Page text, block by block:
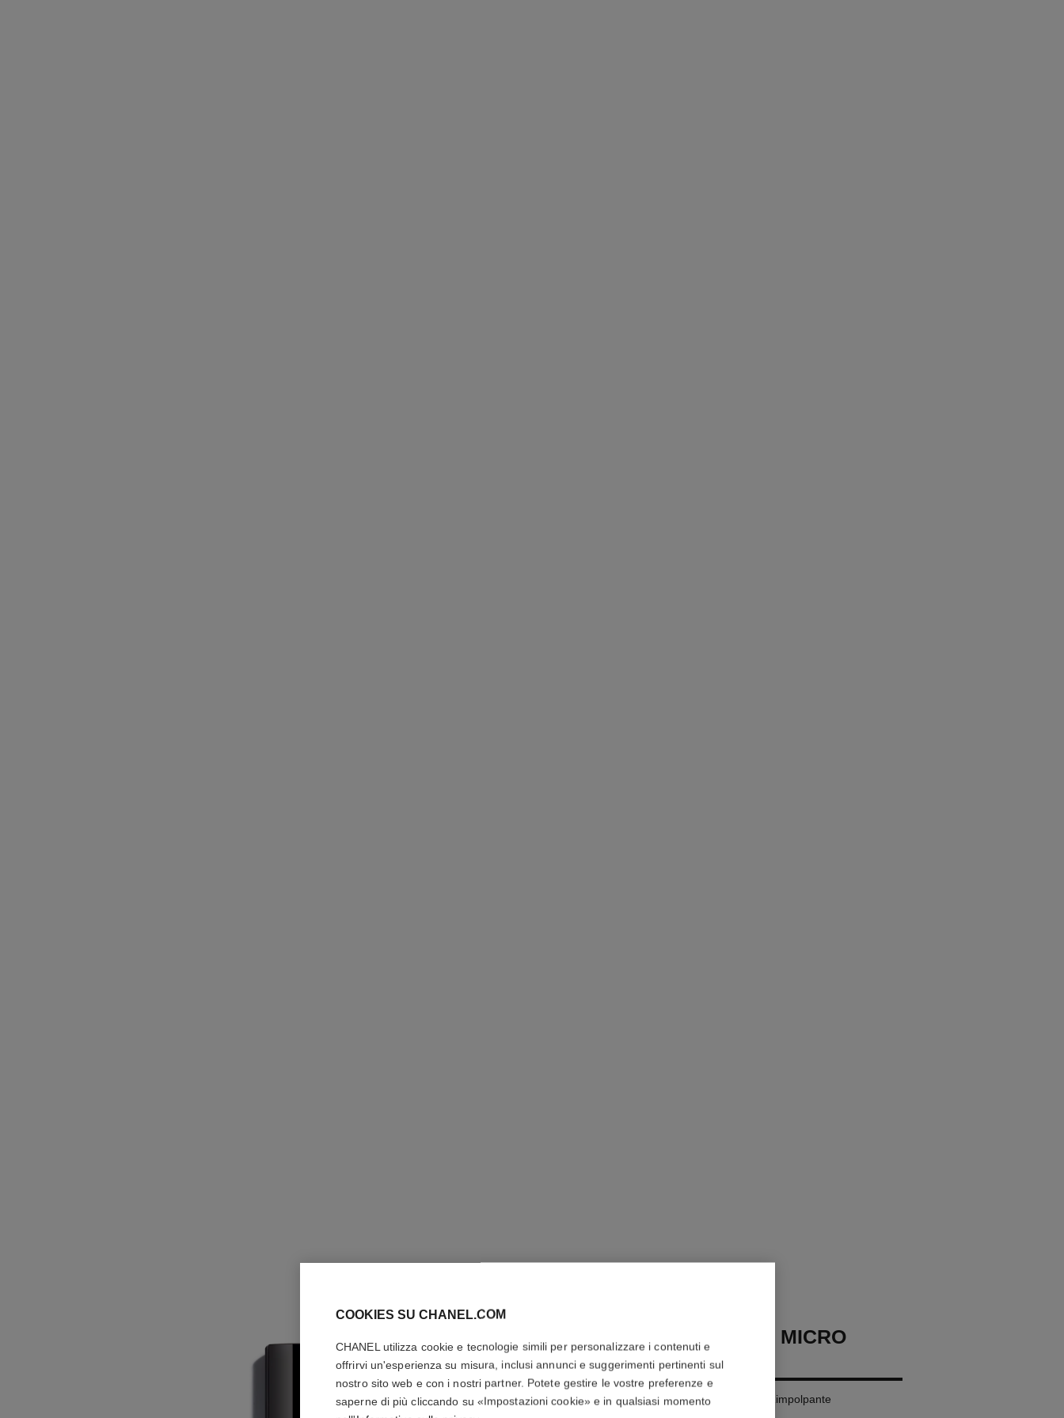
HYDRA BEAUTY MICRO
SÉRUM
Siero Idratante Riequilibrante Rimpolpante
COOKIES SU CHANEL.COM
CHANEL utilizza cookie e tecnologie simili per personalizzare i contenuti e
offrirvi un'esperienza su misura, inclusi annunci e suggerimenti pertinenti sul
nostro sito web e con i nostri partner. Potete gestire le vostre preferenze e
saperne di più cliccando su «Impostazioni cookie» e in qualsiasi momento